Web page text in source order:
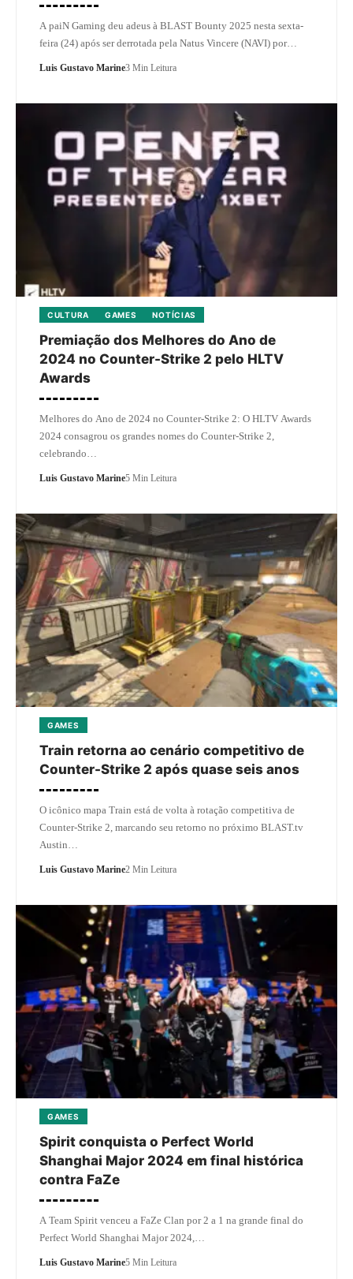
A paiN Gaming deu adeus à BLAST Bounty 2025 nesta sexta-
feira (24) após ser derrotada pela Natus Vincere (NAVI) por…
Luis Gustavo Marine3 Min Leitura
CULTURA GAMES NOTÍCIAS
Premiação dos Melhores do Ano de
2024 no Counter-Strike 2 pelo HLTV
Awards
Melhores do Ano de 2024 no Counter-Strike 2: O HLTV Awards
2024 consagrou os grandes nomes do Counter-Strike 2,
celebrando…
Luis Gustavo Marine5 Min Leitura
GAMES
Train retorna ao cenário competitivo de
Counter-Strike 2 após quase seis anos
O icônico mapa Train está de volta à rotação competitiva de
Counter-Strike 2, marcando seu retorno no próximo BLAST.tv
Austin…
Luis Gustavo Marine2 Min Leitura
GAMES
Spirit conquista o Perfect World
Shanghai Major 2024 em final histórica
contra FaZe
A Team Spirit venceu a FaZe Clan por 2 a 1 na grande final do
Perfect World Shanghai Major 2024,…
Luis Gustavo Marine5 Min Leitura